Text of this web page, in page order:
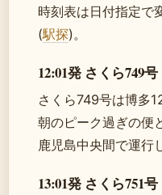
時刻表は日付指定で
(駅探)。
12:01発 さくら749号
さくら749号は博多
朝のピーク過ぎの便
鹿児島中央間で運行
13:01発 さくら751号